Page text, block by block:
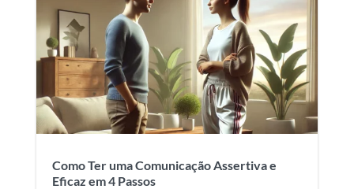
Como Ter uma Comunicação Assertiva e
Eficaz em 4 Passos